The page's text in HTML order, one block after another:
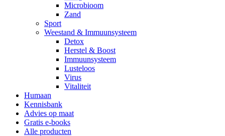
Microbioom
Zand
Sport
Weestand & Immuunsysteem
Detox
Herstel & Boost
Immuunsysteem
Lusteloos
Virus
Vitaliteit
Humaan
Kennisbank
Advies op maat
Gratis e-books
Alle producten